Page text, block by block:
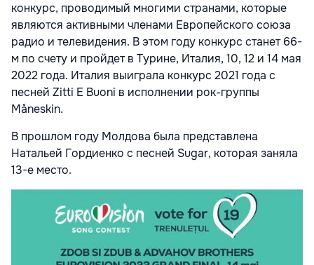
конкурс, проводимый многими странами, которые
являются активными членами Европейского союза
радио и телевидения. В этом году конкурс станет 66-
м по счету и пройдет в Турине, Италия, 10, 12 и 14 мая
2022 года. Италия выиграла конкурс 2021 года с
песней Zitti E Buoni в исполнении рок-группы
Måneskin.
В прошлом году Молдова была представлена
Натальей Гордиенко с песней Sugar, которая заняла
13-е место.